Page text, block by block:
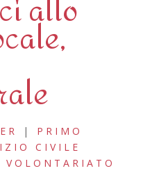
allo
| PRIMO
CIVILE
VOLONTARIATO